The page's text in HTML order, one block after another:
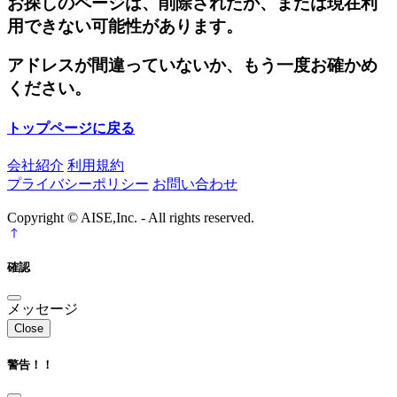
用できない可能性があります。
アドレスが間違っていないか、もう一度お確かめ
ください。
トップページに戻る
会社紹介 利用規約
プライバシーポリシー お問い合わせ
Copyright © AISE,Inc. - All rights reserved.
確認
メッセージ
Close
警告！！